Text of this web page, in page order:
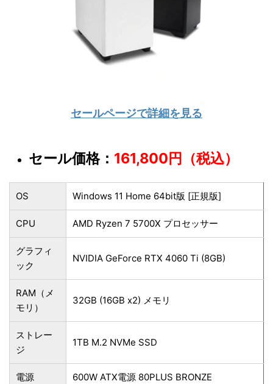
セールページで詳細を見る
セール価格： 161,800円（税込）
OS Windows 11 Home 64bit版 [正規版]
CPU AMD Ryzen 7 5700X プロセッサー
グラフィ
ック
NVIDIA GeForce RTX 4060 Ti (8GB)
RAM（メ
モリ）
32GB (16GB x2) メモリ
ストレー
ジ
1TB M.2 NVMe SSD
電源 600W ATX電源 80PLUS BRONZE